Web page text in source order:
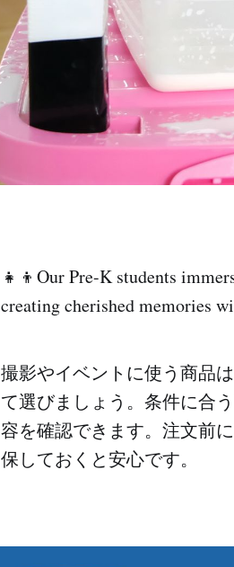
👧👦Our Pre-K students
creating cherished memories
撮影やイベントに使う商品
て選びましょう。条件に合
容を確認できます。注文前
保しておくと安心です。